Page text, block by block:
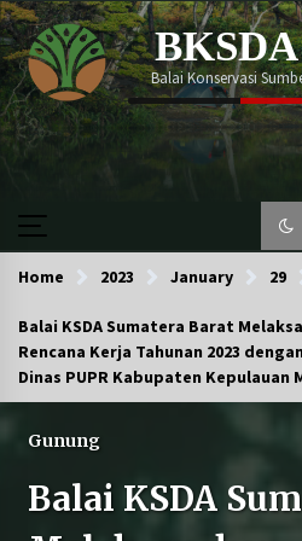
Skip
to
content
Balai Konservasi
Trending Now
Tim Gabungan
Sumbar Gagalkan
Mentawai di
berlangsung
Home 2023 January 29
Balai KSDA Sumatera Barat
Rencana Kerja Tahunan 2023
Dinas PUPR Kabupaten Kepulauan
Gunung
Balai KSDA